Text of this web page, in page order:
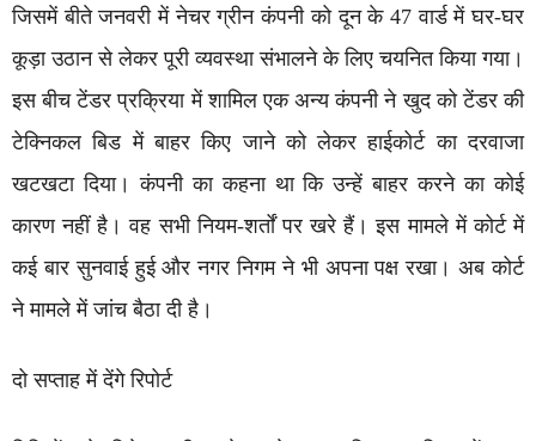
जिसमें बीते जनवरी में नेचर ग्रीन कंपनी को दून के 47 वार्ड में घर-घर
कूड़ा उठान से लेकर पूरी व्यवस्था संभालने के लिए चयनित किया गया।
इस बीच टेंडर प्रक्रिया में शामिल एक अन्य कंपनी ने खुद को टेंडर की
टेक्निकल बिड में बाहर किए जाने को लेकर हाईकोर्ट का दरवाजा
खटखटा दिया। कंपनी का कहना था कि उन्हें बाहर करने का कोई
कारण नहीं है। वह सभी नियम-शर्तों पर खरे हैं। इस मामले में कोर्ट में
कई बार सुनवाई हुई और नगर निगम ने भी अपना पक्ष रखा। अब कोर्ट
ने मामले में जांच बैठा दी है।
दो सप्ताह में देंगे रिपोर्ट